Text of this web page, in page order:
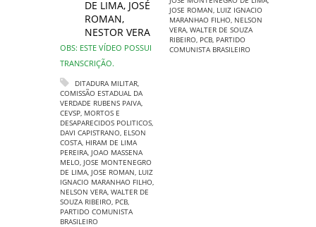
DE LIMA, JOSÉ
ROMAN,
NESTOR VERA
OBS: ESTE VÍDEO POSSUI
TRANSCRIÇÃO.
DITADURA MILITAR,
COMISSÃO ESTADUAL DA
VERDADE RUBENS PAIVA,
CEVSP, MORTOS E
DESAPARECIDOS POLITICOS,
DAVI CAPISTRANO, ELSON
COSTA, HIRAM DE LIMA
PEREIRA, JOAO MASSENA
MELO, JOSE MONTENEGRO
DE LIMA, JOSE ROMAN, LUIZ
IGNACIO MARANHAO FILHO,
NELSON VERA, WALTER DE
SOUZA RIBEIRO, PCB,
PARTIDO COMUNISTA
BRASILEIRO
JOSE ROMAN, LUIZ IGNACIO
MARANHAO FILHO, NELSON
VERA, WALTER DE SOUZA
RIBEIRO, PCB, PARTIDO
COMUNISTA BRASILEIRO